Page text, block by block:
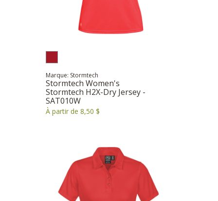
Marque: Stormtech
Stormtech Women's
Stormtech H2X-Dry Jersey -
SAT010W
À partir de 8,50 $